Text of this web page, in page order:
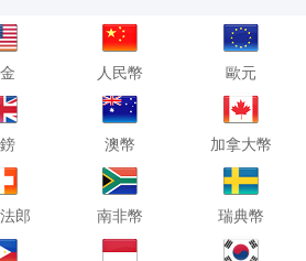
人民幣 歐元
澳幣 加拿大幣
郎 南非幣 瑞典幣